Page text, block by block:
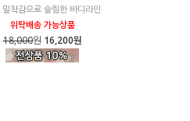
밀착감으로 슬림한 바디라인
위탁배송 가능상품
18,000원 16,200원